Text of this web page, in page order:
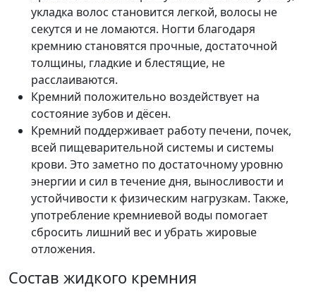
укладка волос становится легкой, волосы не
секутся и не ломаются. Ногти благодаря
кремнию становятся прочные, достаточной
толщины, гладкие и блестящие, не
расслаиваются.
Кремний положительно воздействует на
состояние зубов и дёсен.
Кремний поддерживает работу печени, почек,
всей пищеварительной системы и системы
крови. Это заметно по достаточному уровню
энергии и сил в течение дня, выносливости и
устойчивости к физическим нагрузкам. Также,
употребление кремниевой воды помогает
сбросить лишний вес и убрать жировые
отложения.
Состав жидкого кремния